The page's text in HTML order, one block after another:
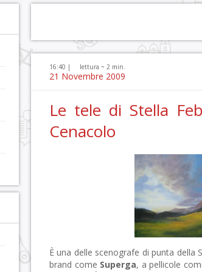
16:40 | lettura ~ 2 min.
21 Novembre 2009
Le tele di Stella
Cenacolo
È una delle scenografe di punta della
brand come Superga, a pellicole